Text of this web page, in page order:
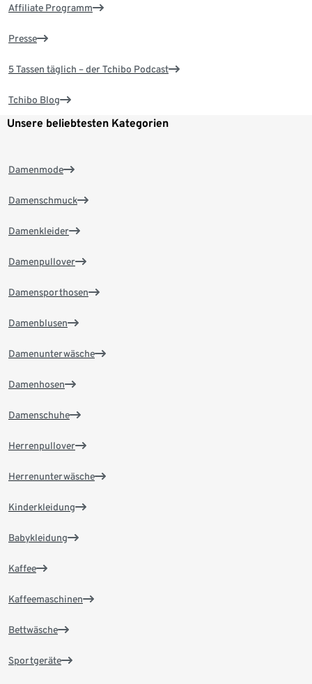
Affiliate Programm
Presse
5 Tassen täglich – der Tchibo Podcast
Tchibo Blog
Unsere beliebtesten Kategorien
Damenmode
Damenschmuck
Damenkleider
Damenpullover
Damensporthosen
Damenblusen
Damenunterwäsche
Damenhosen
Damenschuhe
Herrenpullover
Herrenunterwäsche
Kinderkleidung
Babykleidung
Kaffee
Kaffeemaschinen
Bettwäsche
Sportgeräte